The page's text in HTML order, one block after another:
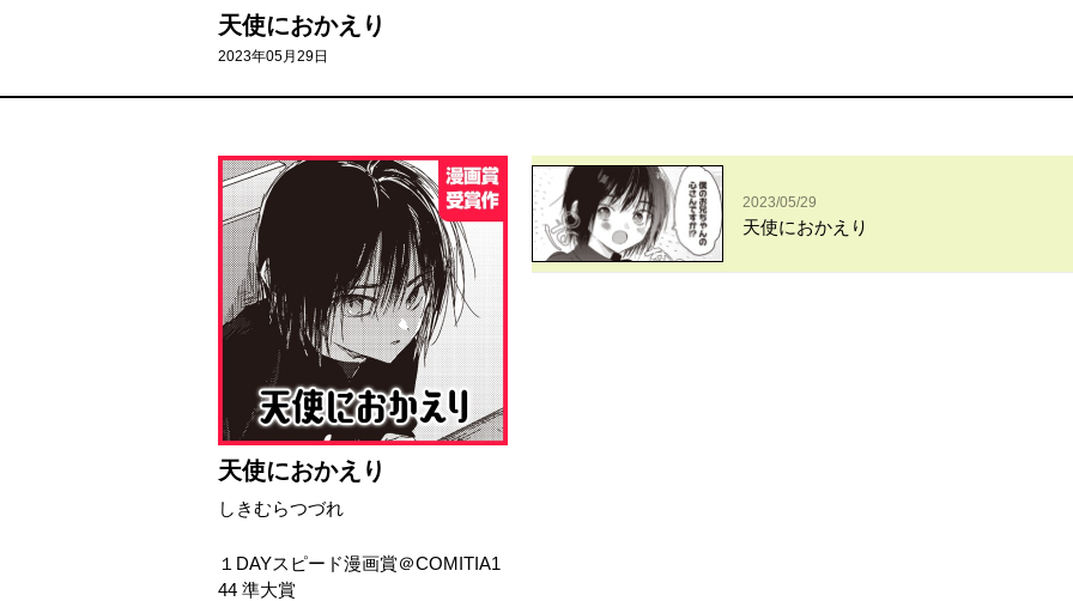
天使におかえり
2023年05月29日
天使におかえり
しきむらつづれ
１DAYスピード漫画賞＠COMITIA1
44 準大賞
2023/05/29
天使におかえり